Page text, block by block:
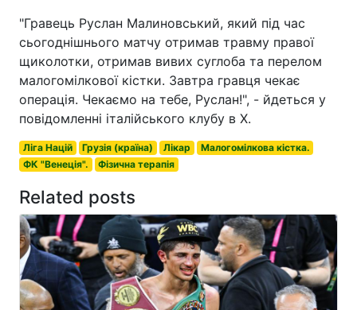
"Гравець Руслан Малиновський, який під час
сьогоднішнього матчу отримав травму правої
щиколотки, отримав вивих суглоба та перелом
малогомілкової кістки. Завтра гравця чекає
операція. Чекаємо на тебе, Руслан!", - йдеться у
повідомленні італійського клубу в X.
Ліга Націй Грузія (країна) Лікар
Малогомілкова кістка.
ФК "Венеція".
Фізична терапія
Related posts